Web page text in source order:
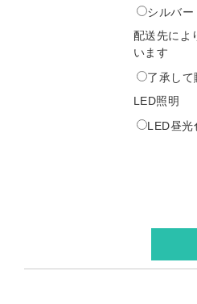
シルバー
配送先によ
います
了承して
LED照明
LED昼光